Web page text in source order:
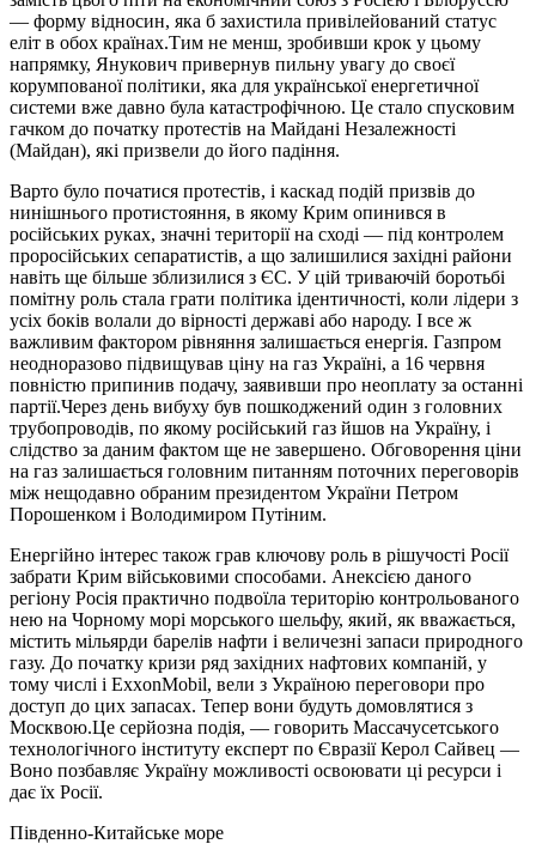
— форму відносин, яка б захистила привілейований статус
еліт в обох країнах.Тим не менш, зробивши крок у цьому
напрямку, Янукович привернув пильну увагу до своєї
корумпованої політики, яка для української енергетичної
системи вже давно була катастрофічною. Це стало спусковим
гачком до початку протестів на Майдані Незалежності
(Майдан), які призвели до його падіння.
Варто було початися протестів, і каскад подій призвів до
нинішнього протистояння, в якому Крим опинився в
російських руках, значні території на сході — під контролем
проросійських сепаратистів, а що залишилися західні райони
навіть ще більше зблизилися з ЄС. У цій триваючій боротьбі
помітну роль стала грати політика ідентичності, коли лідери з
усіх боків волали до вірності державі або народу. І все ж
важливим фактором рівняння залишається енергія. Газпром
неодноразово підвищував ціну на газ Україні, а 16 червня
повністю припинив подачу, заявивши про неоплату за останні
партії.Через день вибуху був пошкоджений один з головних
трубопроводів, по якому російський газ йшов на Україну, і
слідство за даним фактом ще не завершено. Обговорення ціни
на газ залишається головним питанням поточних переговорів
між нещодавно обраним президентом України Петром
Порошенком і Володимиром Путіним.
Енергійно інтерес також грав ключову роль в рішучості Росії
забрати Крим військовими способами. Анексією даного
регіону Росія практично подвоїла територію контрольованого
нею на Чорному морі морського шельфу, який, як вважається,
містить мільярди барелів нафти і величезні запаси природного
газу. До початку кризи ряд західних нафтових компаній, у
тому числі і ExxonMobil, вели з Україною переговори про
доступ до цих запасах. Тепер вони будуть домовлятися з
Москвою.Це серйозна подія, — говорить Массачусетського
технологічного інституту експерт по Євразії Керол Сайвец —
Воно позбавляє Україну можливості освоювати ці ресурси і
дає їх Росії.
Південно-Китайське море